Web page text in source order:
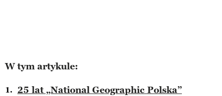
W tym artykule:
25 lat „National Geographic Polska”